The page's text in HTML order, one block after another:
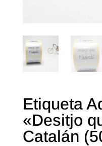
Etiqueta
«Desitjo
Catalán